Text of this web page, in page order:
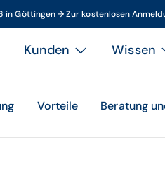
in Göttingen → Zur kostenlosen
Kunden Wissen
Vorteile Beratung